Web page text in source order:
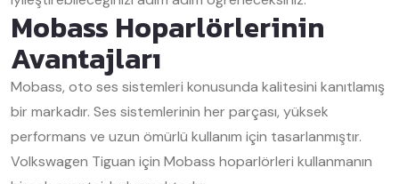
Mobass Hoparlörlerinin
Avantajları
Mobass, oto ses sistemleri konusunda kalitesini kanıtlamış
bir markadır. Ses sistemlerinin her parçası, yüksek
performans ve uzun ömürlü kullanım için tasarlanmıştır.
Volkswagen Tiguan için Mobass hoparlörleri kullanmanın